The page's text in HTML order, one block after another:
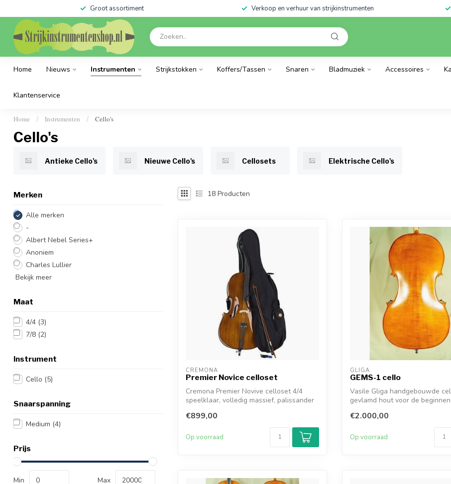
Groot assortiment Verkoop en verhuur van strijkinstrumenten
Home Nieuws Instrumenten Strijkstokken Koffers/Tassen Snaren Bladmuziek Accessoires
Klantenservice
Home / Instrumenten / Cello's
Cello's
Antieke Cello's Nieuwe Cello's Cellosets Elektrische Cello's
Merken
Alle merken
-
Albert Nebel Series+
Anoniem
Charles Lullier
Bekijk meer
Maat
4/4 (3)
7/8 (2)
Instrument
Cello (5)
Snaarspanning
Medium (4)
Prijs
Min Max
18 Producten
CREMONA
Premier Novice celloset
Cremona Premier Novive celloset 4/4
speelklaar, volledig massief, palissander
€899,00
Op voorraad
GLIGA
GEMS-1 cello
Vasile Gliga handgebouwde
gevlamd hout voor de
€2.000,00
Op voorraad